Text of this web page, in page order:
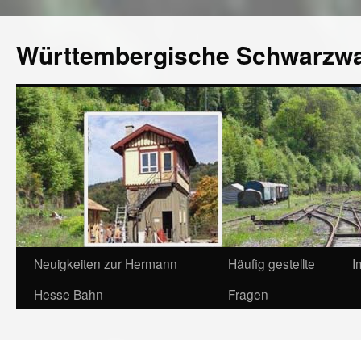
Württembergische
Neuigkeiten zur Hermann
Hesse Bahn
Häufig gestellte
Fragen